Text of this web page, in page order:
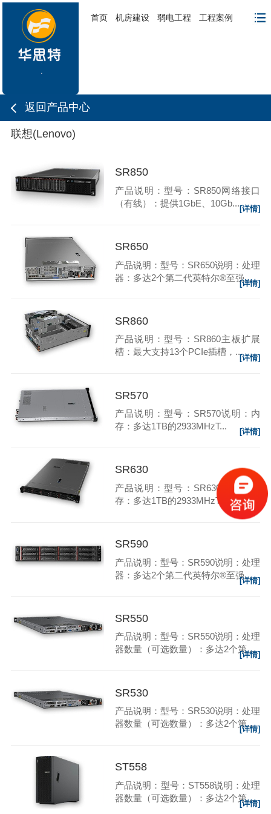
首页 机房建设 弱电工程 工程案例
返回产品中心
联想(Lenovo)
SR850
产品说明：型号：SR850网络接口
（有线）：提供1GbE、10Gb...
[详情]
SR650
产品说明：型号：SR650说明：处理
器：多达2个第二代英特尔®至强...
[详情]
SR860
产品说明：型号：SR860主板扩展
槽：最大支持13个PCIe插槽，...
[详情]
SR570
产品说明：型号：SR570说明：内
存：多达1TB的2933MHzT...
[详情]
SR630
产品说明：型号：SR630说明：内
存：多达1TB的2933MHzT...
[详情]
SR590
产品说明：型号：SR590说明：处理
器：多达2个第二代英特尔®至强...
[详情]
SR550
产品说明：型号：SR550说明：处理
器数量（可选数量）：多达2个第...
[详情]
SR530
产品说明：型号：SR530说明：处理
器数量（可选数量）：多达2个第...
[详情]
ST558
产品说明：型号：ST558说明：处理
器数量（可选数量）：多达2个第...
[详情]